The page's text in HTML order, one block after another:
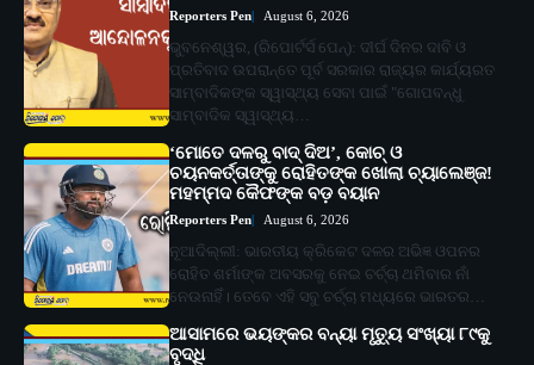
Reporters Pen August 6, 2026
ଭୁବନେଶ୍ୱର, (ରିପୋର୍ଟର୍ସ ପେନ୍‌): ଦୀର୍ଘ ଦିନର ଦାବି ଓ
ପ୍ରତିବାଦ ଉପରାନ୍ତେ ପୂର୍ବ ସରକାର ରାଜ୍ୟର କାର୍ଯ୍ୟରତ
ସାମ୍ବାଦିକଙ୍କ ସ୍ୱାସ୍ଥ୍ୟ ସେବା ପାଇଁ "ଗୋପବନ୍ଧୁ
ସାମ୍ବାଦିକ ସ୍ୱାସ୍ଥ୍ୟ…
‘ମୋତେ ଦଳରୁ ବାଦ୍ ଦିଅ’, କୋଚ୍ ଓ
ଚୟନକର୍ତ୍ତାଙ୍କୁ ରୋହିତଙ୍କ ଖୋଲା ଚ୍ୟାଲେଞ୍ଜ!
ମହମ୍ମଦ କୈଫଙ୍କ ବଡ଼ ବୟାନ
Reporters Pen August 6, 2026
ନୂଆଦିଲ୍ଲୀ: ଭାରତୀୟ କ୍ରିକେଟ ଦଳର ଅଭିଜ୍ଞ ଓପନର
ରୋହିତ ଶର୍ମାଙ୍କ ଅବସରକୁ ନେଇ ଚର୍ଚ୍ଚା ଥମିବାର ନାଁ
ନେଉନାହିଁ। ତେବେ ଏହି ସବୁ ଚର୍ଚ୍ଚା ମଧ୍ୟରେ ଭାରତର…
ଆସାମରେ ଭୟଙ୍କର ବନ୍ୟା ମୃତ୍ୟୁ ସଂଖ୍ୟା ୮୯କୁ
ବୃଦ୍ଧି